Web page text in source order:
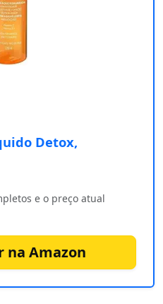
Detox,
e o preço atual
na Amazon